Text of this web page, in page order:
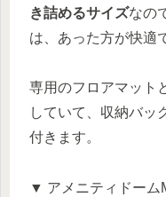
き詰めるサイズなの
は、あった方が快適
専用のフロアマット
していて、収納バッ
付きます。
▼ アメニティドーム